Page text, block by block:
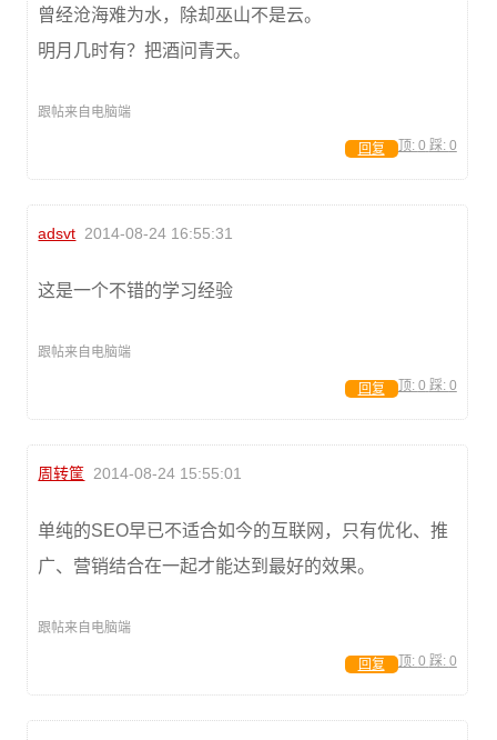
曾经沧海难为水，除却巫山不是云。
明月几时有？把酒问青天。
跟帖来自电脑端
顶: 0 踩: 0
回复
adsvt 2014-08-24 16:55:31
这是一个不错的学习经验
跟帖来自电脑端
顶: 0 踩: 0
回复
周转筐 2014-08-24 15:55:01
单纯的SEO早已不适合如今的互联网，只有优化、推
广、营销结合在一起才能达到最好的效果。
跟帖来自电脑端
顶: 0 踩: 0
回复